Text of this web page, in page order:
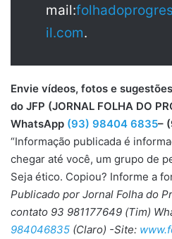
mail:
il.com.
Envie vídeos, fotos e
do JFP (JORNAL FOLHA DO
WhatsApp (93) 98404 6835–
“Informação publicada é
chegar até você, um grupo de
Seja ético. Copiou? Informe a
Publicado por Jornal Folha do
contato 93 981177649 (Tim)
984046835 (Claro) -Site: